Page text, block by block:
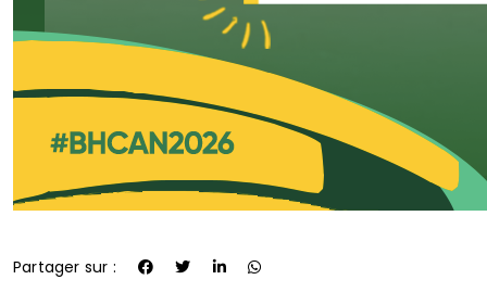
Partager sur :